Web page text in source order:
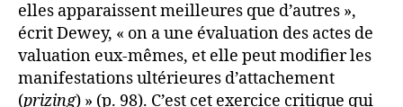
elles apparaissent meilleures que d’autres »,
écrit Dewey, « on a une évaluation des actes de
valuation eux-mêmes, et elle peut modifier les
manifestations ultérieures d’attachement
(prizing) » (p. 98). C’est cet exercice critique qui